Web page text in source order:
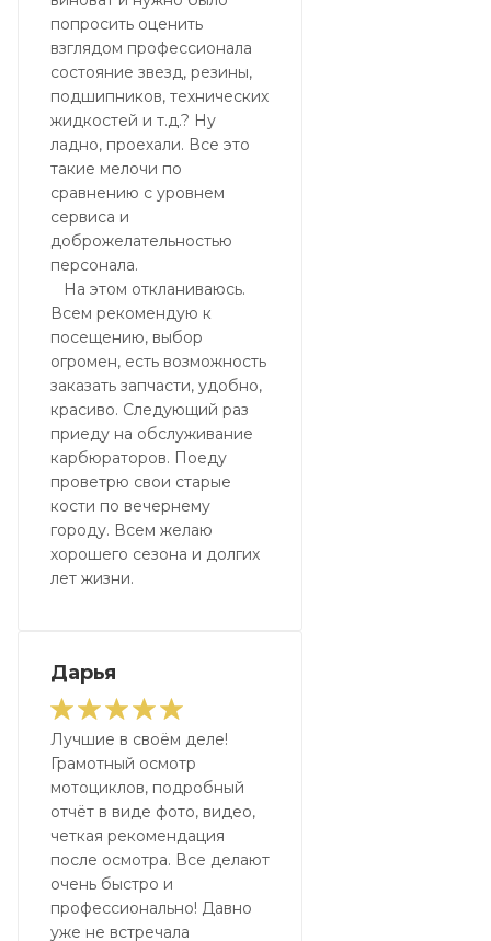
попросить оценить
взглядом профессионала
состояние звезд, резины,
подшипников, технических
жидкостей и т.д.? Ну
ладно, проехали. Все это
такие мелочи по
сравнению с уровнем
сервиса и
доброжелательностью
персонала.
На этом откланиваюсь.
Всем рекомендую к
посещению, выбор
огромен, есть возможность
заказать запчасти, удобно,
красиво. Следующий раз
приеду на обслуживание
карбюраторов. Поеду
проветрю свои старые
кости по вечернему
городу. Всем желаю
хорошего сезона и долгих
лет жизни.
Дарья
Лучшие в своём деле!
Грамотный осмотр
мотоциклов, подробный
отчёт в виде фото, видео,
четкая рекомендация
после осмотра. Все делают
очень быстро и
профессионально! Давно
уже не встречала